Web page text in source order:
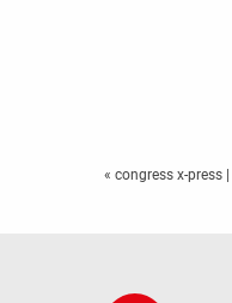
« congress x-press